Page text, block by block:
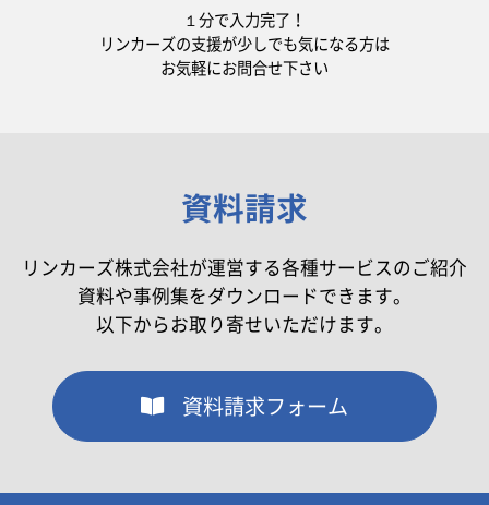
１分で入力完了！
リンカーズの支援が少しでも気になる方は
お気軽にお問合せ下さい
資料請求
リンカーズ株式会社が運営する各種サービスのご紹介
資料や事例集をダウンロードできます。
以下からお取り寄せいただけます。
資料請求フォーム